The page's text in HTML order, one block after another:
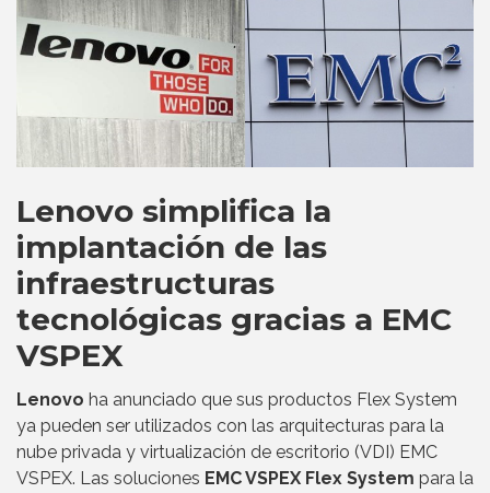
Lenovo simplifica la
implantación de las
infraestructuras
tecnológicas gracias a EMC
VSPEX
Lenovo ha anunciado que sus productos Flex System
ya pueden ser utilizados con las arquitecturas para la
nube privada y virtualización de escritorio (VDI) EMC
VSPEX. Las soluciones EMC VSPEX Flex System para la